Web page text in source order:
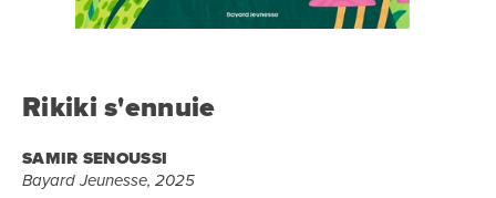
Rikiki s'ennuie
SAMIR SENOUSSI
Bayard Jeunesse, 2025